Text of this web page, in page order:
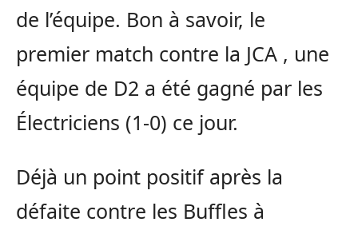
de l’équipe. Bon à savoir, le
premier match contre la JCA , une
équipe de D2 a été gagné par les
Électriciens (1-0) ce jour.
Déjà un point positif après la
défaite contre les Buffles à